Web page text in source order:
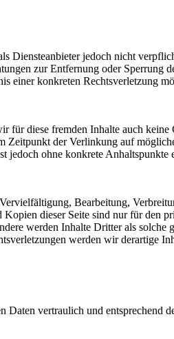
Diensteanbieter jedoch nicht
zur Entfernung oder Sperrung
einer konkreten Rechtsverletzung
diese fremden Inhalte auch
der Verlinkung auf
ohne konkrete Anhaltspunkte
Bearbeitung,
dieser Seite sind nur für den
werden Inhalte Dritter als solche
werden wir derartige
vertraulich und entsprechend